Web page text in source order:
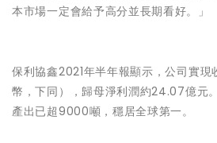
本市場一定會給予高分並長期看好。」
保利協鑫2021年半年報顯示，公司實
幣，下同），歸母淨利潤約24.07億元
產出已超9000噸，穩居全球第一。